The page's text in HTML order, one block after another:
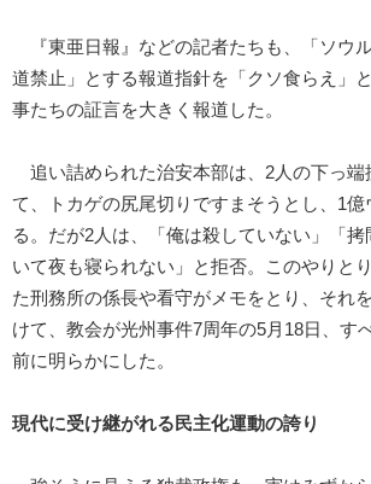
『東亜日報』などの記者たちも、「ソウ
道禁止」とする報道指針を「クソ食らえ」
事たちの証言を大きく報道した。
追い詰められた治安本部は、2人の下っ端
て、トカゲの尻尾切りですまそうとし、1
る。だが2人は、「俺は殺していない」「
いて夜も寝られない」と拒否。このやりと
た刑務所の係長や看守がメモをとり、それ
けて、教会が光州事件7周年の5月18日、す
前に明らかにした。
現代に受け継がれる民主化運動の誇り